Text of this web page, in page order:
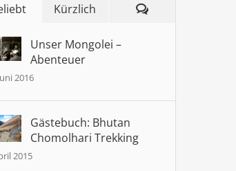
Kürzlich Kommentare
Unser Mongolei –
Abenteuer
2016
Gästebuch: Bhutan
Chomolhari Trekking
2015